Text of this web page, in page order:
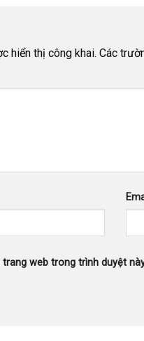
hiển thị công khai. Các
trang web trong trình duyệt